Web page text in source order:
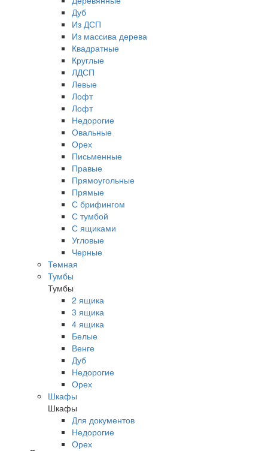
Дуб
Из ДСП
Из массива дерева
Квадратные
Круглые
ЛДСП
Левые
Лофт
Лофт
Недорогие
Овальные
Орех
Письменные
Правые
Прямоугольные
Прямые
С брифингом
С тумбой
С ящиками
Угловые
Черные
Темная
Тумбы
Тумбы
2 ящика
3 ящика
4 ящика
Белые
Венге
Дуб
Недорогие
Орех
Шкафы
Шкафы
Для документов
Недорогие
Орех